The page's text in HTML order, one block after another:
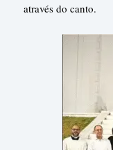
através do canto.